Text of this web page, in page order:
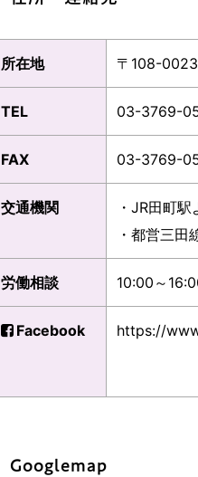
所在地 〒108-
TEL 03-3769-
FAX 03-3769-
交通機関
・JR田町
・都営三
労働相談 10:00～
Facebook https://
Googlemap